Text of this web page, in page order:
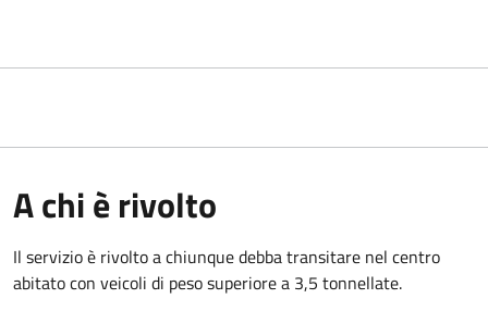
A chi è rivolto
Il servizio è rivolto a chiunque debba transitare nel centro
abitato con veicoli di peso superiore a 3,5 tonnellate.